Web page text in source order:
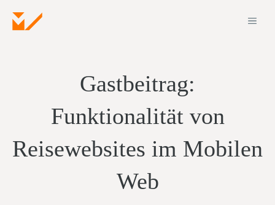
Inhalt
Gastbeitrag:
Funktionalität von
Reisewebsites im Mobilen
Web